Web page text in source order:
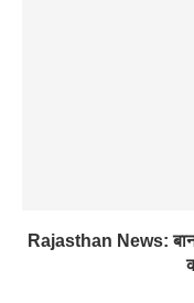
Rajasthan News: